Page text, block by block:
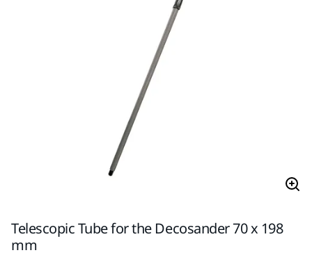
Telescopic Tube for the Decosander 70 x 198
mm